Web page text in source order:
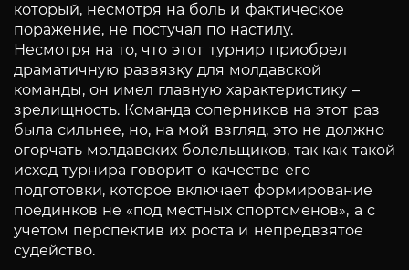
который, несмотря на боль и фактическое
поражение, не постучал по настилу.
Несмотря на то, что этот турнир приобрел
драматичную развязку для молдавской
команды, он имел главную характеристику –
зрелищность. Команда соперников на этот раз
была сильнее, но, на мой взгляд, это не должно
огорчать молдавских болельщиков, так как такой
исход турнира говорит о качестве его
подготовки, которое включает формирование
поединков не «под местных спортсменов», а с
учетом перспектив их роста и непредвзятое
судейство.